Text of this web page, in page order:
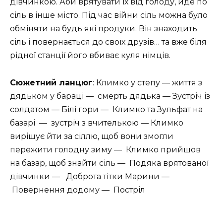
дівчинкою. Аби врятувати їх від голоду, йде по
сіль в інше місто. Під час війни сіль можна було
обміняти на будь які продуки. Він знаходить
сіль і повернається до своїх друзів… та вже біля
рідної станції його вбиває куля німців.
Сюжетний ланцюг: Климко у степу — життя з
дядьком у бараці — смерть дядька — Зустріч із
солдатом — Білі гори — Климко та Зульфат на
базарі — зустріч з вчителькою — Климко
вирішує йти за сіллю, щоб вони змогли
пережити голодну зиму — Климко прийшов
на базар, щоб знайти сіль — Подяка врятованої
дівчинки — Доброта тітки Марини —
Повернення додому — Постріл